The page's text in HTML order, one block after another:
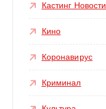
Кастинг Новости
Кино
Коронавирус
Криминал